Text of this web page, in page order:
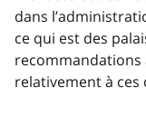
dans
ce qui est des
relativement à ces